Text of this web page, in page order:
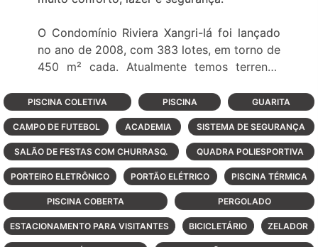
O Condomínio Riviera Xangri-lá foi lançado
no ano de 2008, com 383 lotes, em torno de
450 m² cada. Atualmente temos terrenos
sonhos e excelentes casas prontas para
morar.
No Riviera Xangri-Lá os momentos são
sempre especiais, porque tudo acontece no
ritmo suave da brisa do mar, com a
contemplação de todas as coisas que fazem
bem. O horizonte onde o olhar se perde, os
gramados onde as crianças correm, as
PISCINA COLETIVA PISCINA GUARITA
CAMPO DE FUTEBOL ACADEMIA SISTEMA DE SEGURANÇA
SALÃO DE FESTAS COM CHURRASQ. QUADRA POLIESPORTIVA
PORTEIRO ELETRÔNICO PORTÃO ELÉTRICO PISCINA TÉRMICA
PISCINA COBERTA PERGOLADO
ESTACIONAMENTO PARA VISITANTES BICICLETÁRIO ZELADOR